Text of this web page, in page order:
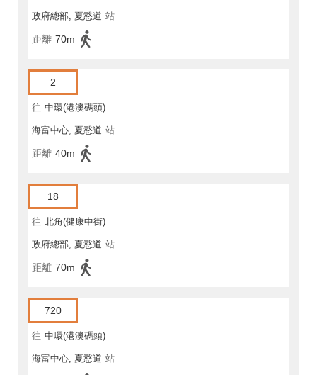
政府總部, 夏慤道 站
距離 70m
2
往 中環(港澳碼頭)
海富中心, 夏慤道 站
距離 40m
18
往 北角(健康中街)
政府總部, 夏慤道 站
距離 70m
720
往 中環(港澳碼頭)
海富中心, 夏慤道 站